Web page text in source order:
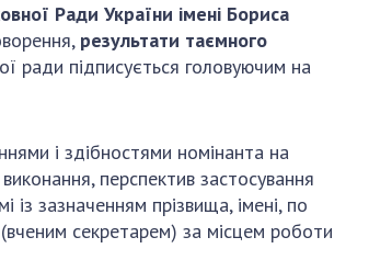
Ради України імені Бориса
результати таємного
ради підписується головуючим на
і здібностями номінанта на
перспектив застосування
зазначенням прізвища, імені, по
секретарем) за місцем роботи